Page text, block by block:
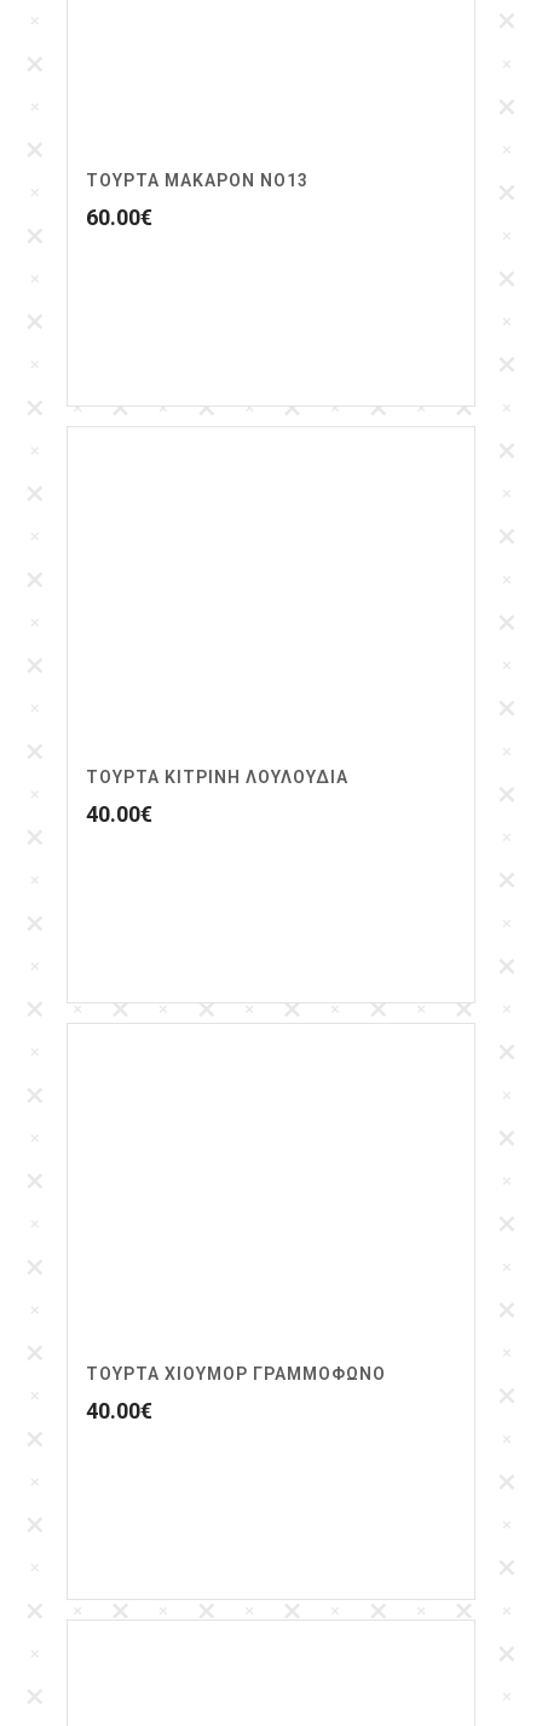
ΤΟΥΡΤΑ ΜΑΚΑΡΟΝ ΝΟ13
60.00€
ΤΟΥΡΤΑ ΚΊΤΡΙΝΗ ΛΟΥΛΟΥΔΙΑ
40.00€
ΤΟΥΡΤΑ ΧΙΟΥΜΟΡ ΓΡΑΜΜΟΦΩΝΟ
40.00€